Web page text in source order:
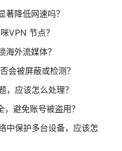
著降低网速吗？
VPN 节点？
海外流媒体？
会被屏蔽或检测？
，应该怎么处理？
，避免账号被盗用？
中保护多台设备，应该怎